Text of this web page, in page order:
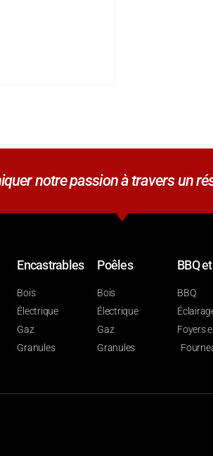
notre passion à travers un
Encastrables
Bois
Électrique
Gaz
Granules
Poêles
Bois
Électrique
Gaz
Granules
BBQ
BBQ
Foyers